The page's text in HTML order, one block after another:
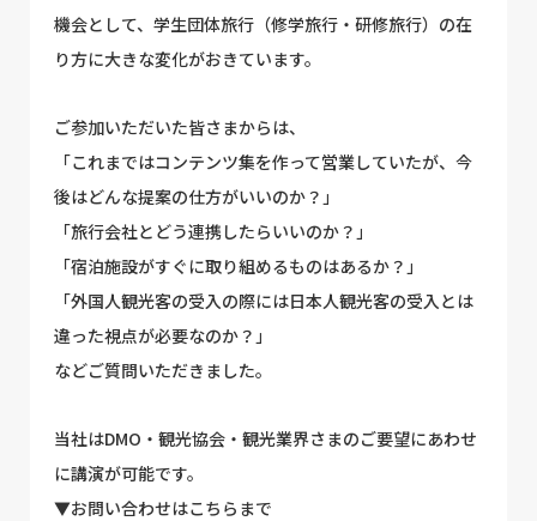
機会として、学生団体旅行（修学旅行・研修旅行）の在
り方に大きな変化がおきています。
ご参加いただいた皆さまからは、
「これまではコンテンツ集を作って営業していたが、今
後はどんな提案の仕方がいいのか？」
「旅行会社とどう連携したらいいのか？」
「宿泊施設がすぐに取り組めるものはあるか？」
「外国人観光客の受入の際には日本人観光客の受入とは
違った視点が必要なのか？」
などご質問いただきました。
当社はDMO・観光協会・観光業界さまのご要望にあわせ
に講演が可能です。
▼お問い合わせはこちらまで